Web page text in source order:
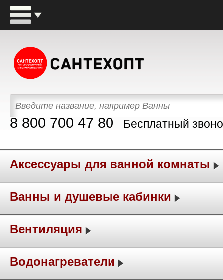
8 800 700 47 80 Бесплатный
Аксессуары для ванной комнаты
Ванны и душевые кабинки
Вентиляция
Водонагреватели